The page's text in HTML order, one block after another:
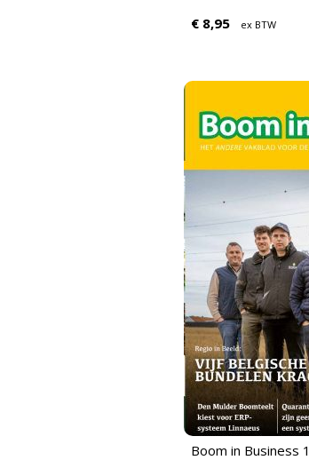
€ 8,95 ex BTW
Boom in Business